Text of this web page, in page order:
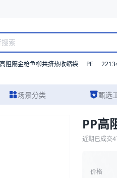
阻隔金枪鱼柳共挤热收缩袋 PE
场景分类 甄选
参数、实物图片及报价参考。我
PP高
近期已成交
价格